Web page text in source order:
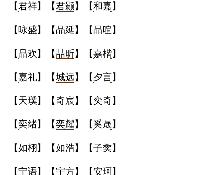
【君祥】【君颢】【和嘉】
【 咏盛】【品延 】【品暄】
【品欢 】【喆昕】【嘉楷】
【嘉礼】【城远】【夕言】
【天璞】【奇宸】【奕奇】
【奕绪】【奕耀】【奚晟】
【如栩 】【如浩】【子樊】
【宁语】【宇方】【安珂】